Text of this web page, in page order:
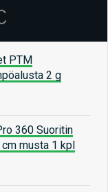
PTM
2 g
360 Suoritin
musta 1 kpl